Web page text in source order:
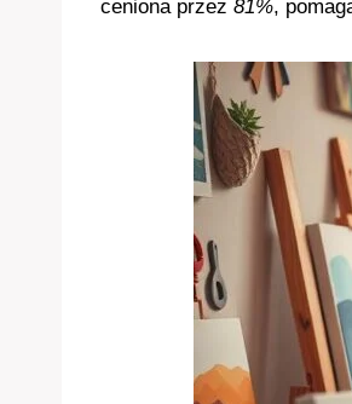
ceniona przez 81%,